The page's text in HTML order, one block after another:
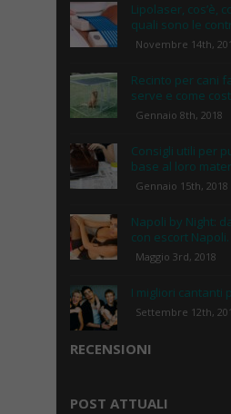
Lipolaser, cos’è,
quali sono le
Novembre 14th,
Recinto per cani
serve e come
Gennaio 8th, 2018
Consigli utili per
base al loro
Gennaio 15th, 2018
Napoli by Night:
con escort Napoli.
Maggio 3rd, 2018
I migliori cantanti
Settembre 12th,
RECENSIONI
POST ATTUALI